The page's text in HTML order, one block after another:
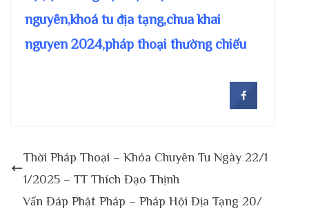
nguyên,khoá tu địa tạng,chua khai
nguyen 2024,pháp thoại thường chiếu
Thời Pháp Thoại – Khóa Chuyên Tu Ngày 22/1
1/2025 – TT Thích Đạo Thịnh
Vấn Đáp Phật Pháp – Pháp Hội Địa Tạng 20/